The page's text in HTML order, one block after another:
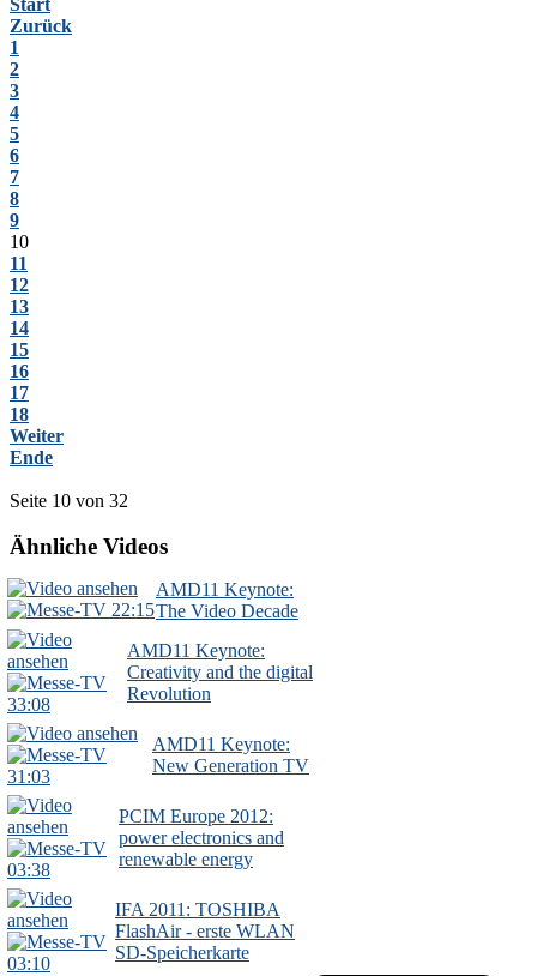
Zurück
1
2
3
4
5
6
7
8
9
10
11
12
13
14
15
16
17
18
Weiter
Ende
Seite 10 von 32
Ähnliche Videos
22:15
AMD11 Keynote:
The Video Decade
33:08
AMD11 Keynote:
Creativity and the digital
Revolution
31:03
AMD11 Keynote:
New Generation TV
03:38
PCIM Europe 2012:
power electronics and
renewable energy
03:10
IFA 2011: TOSHIBA
FlashAir - erste WLAN
SD-Speicherkarte